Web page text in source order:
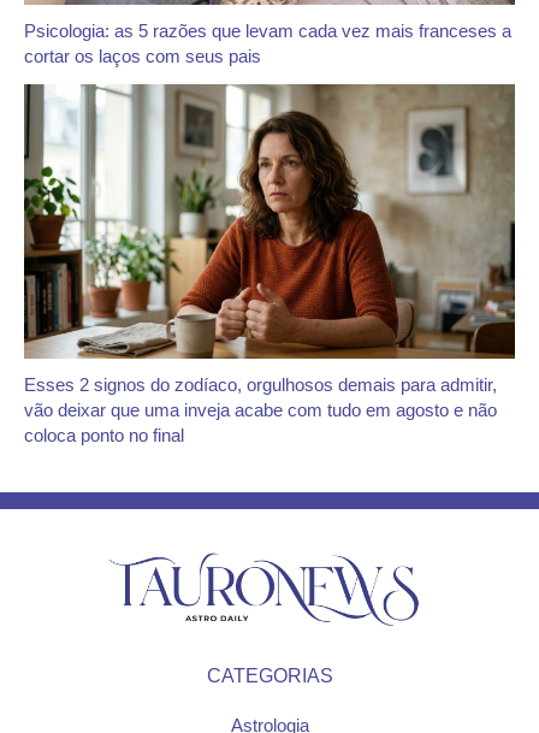
Psicologia: as 5 razões que levam cada vez mais franceses a
cortar os laços com seus pais
Esses 2 signos do zodíaco, orgulhosos demais para admitir,
vão deixar que uma inveja acabe com tudo em agosto e não
coloca ponto no final
CATEGORIAS
Astrologia